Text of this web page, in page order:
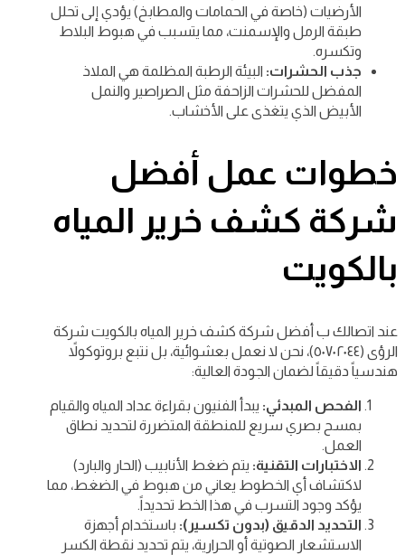
الأرضيات (خاصة في الحمامات والمطابخ) يؤدي إلى تحلل
طبقة الرمل والإسمنت، مما يتسبب في هبوط البلاط
وتكسره.
جذب الحشرات: البيئة الرطبة المظلمة هي الملاذ
المفضل للحشرات الزاحفة مثل الصراصير والنمل
الأبيض الذي يتغذى على الأخشاب.
خطوات عمل أفضل
شركة كشف خرير المياه
بالكويت
عند اتصالك ب أفضل شركة كشف خرير المياه بالكويت شركة
الرؤى (٥٠٧٠٢٠٤٤)، نحن لا نعمل بعشوائية، بل نتبع بروتوكولاً
هندسياً دقيقاً لضمان الجودة العالية:
الفحص المبدئي: يبدأ الفنيون بقراءة عداد المياه والقيام
بمسح بصري سريع للمنطقة المتضررة لتحديد نطاق
العمل.
الاختبارات التقنية: يتم ضغط الأنابيب (الحار والبارد)
لاكتشاف أي الخطوط يعاني من هبوط في الضغط، مما
يؤكد وجود التسرب في هذا الخط تحديداً.
التحديد الدقيق (بدون تكسير): باستخدام أجهزة
الاستشعار الصوتية أو الحرارية، يتم تحديد نقطة الكسر